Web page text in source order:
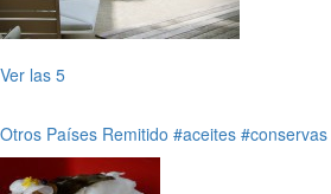
Ver las 5
Otros Países Remitido #aceites #conservas